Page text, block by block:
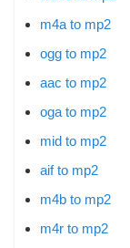
m4a to mp2
ogg to mp2
aac to mp2
oga to mp2
mid to mp2
aif to mp2
m4b to mp2
m4r to mp2